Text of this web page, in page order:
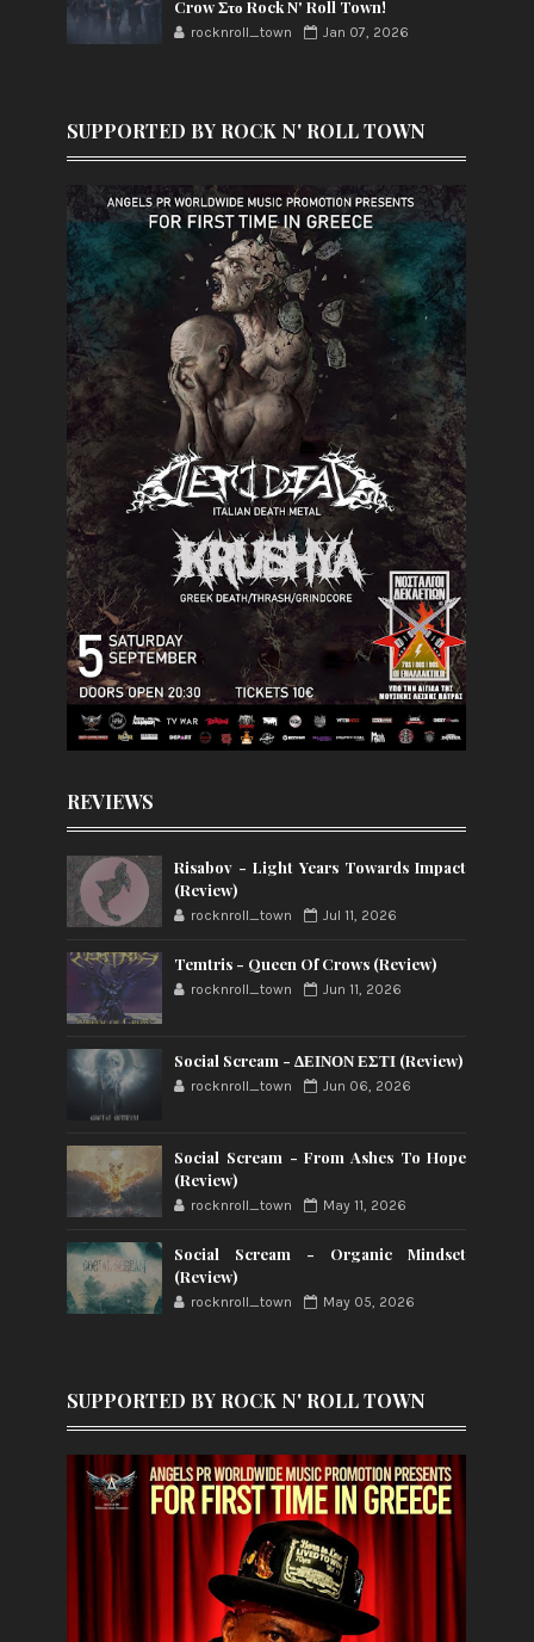
Crow Στο Rock N' Roll Town!
rocknroll_town Jan 07, 2026
SUPPORTED BY ROCK N' ROLL TOWN
REVIEWS
Risabov - Light Years Towards Impact
(Review)
rocknroll_town Jul 11, 2026
Temtris - Queen Of Crows (Review)
rocknroll_town Jun 11, 2026
Social Scream - ΔΕΙΝΟΝ ΕΣΤΙ (Review)
rocknroll_town Jun 06, 2026
Social Scream - From Ashes To Hope
(Review)
rocknroll_town May 11, 2026
Social Scream - Organic Mindset
(Review)
rocknroll_town May 05, 2026
SUPPORTED BY ROCK N' ROLL TOWN